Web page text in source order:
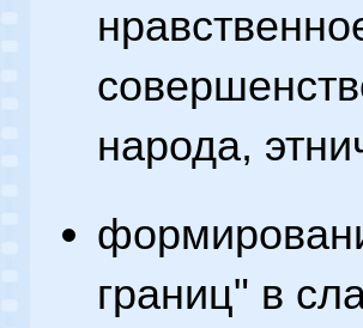
народа,
границ" в